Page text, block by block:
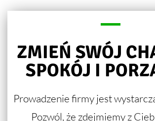
ZMIEŃ SWÓJ
SPOKÓJ I
Prowadzenie firmy jest
Pozwól, że zdejmiemy z